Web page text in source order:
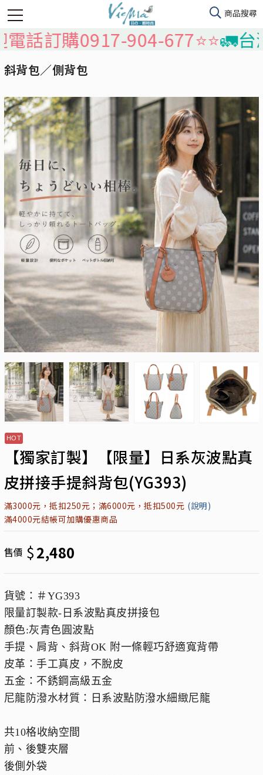
訂購0917-904-677⭐️⭐️🚛台灣
斜背包／側背包
【獨家訂製】【限量】日系灰波點真
皮拼接手提斜背包(YG393)
滿3000元，抵扣250元；滿6000元，抵扣500元 (說明)
滿4000元結帳可加購優惠商品
售價 $2,480
貨號：＃YG393
限量訂製款-日系波點真皮拼接包
顏色:灰青色圓波點
手提、肩背、斜背OK 附一條輕巧舒適寬背帶
皮革：手工真皮，不脫皮
五金：不銹鋼高級五金
尼龍防潑水材質：日系波點防潑水細緻尼龍
共10格收納空間
前、後雙夾層
後側外袋